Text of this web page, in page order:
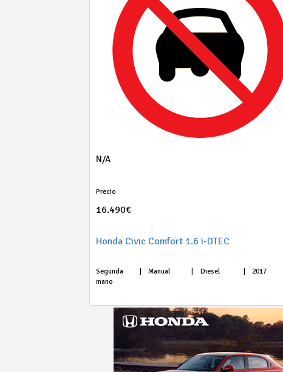
N/A
Precio
16.490€
Honda Civic Comfort 1.6 i-DTEC
Segunda
mano
Manual Diesel 2017